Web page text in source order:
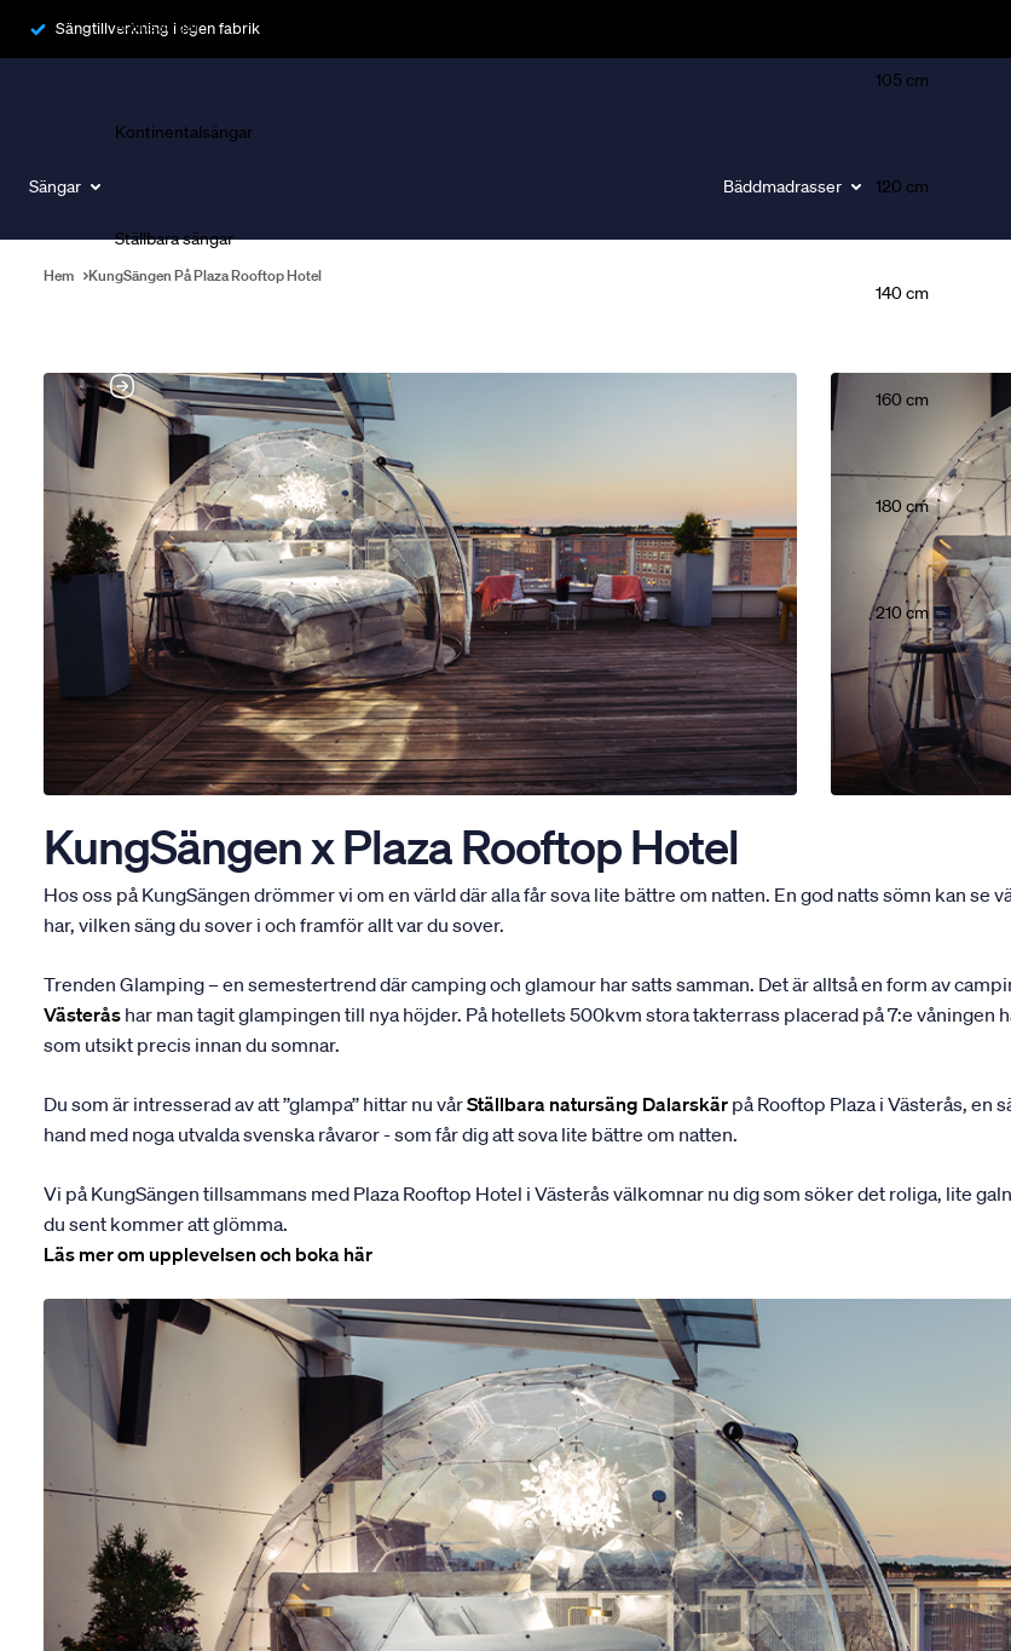
Sängtillverkning i egen fabrik
Sängar
Ramsängar
Kontinentalsängar
Ställbara sängar
Bäddmadrasser
105 cm
120 cm
140 cm
160 cm
180 cm
210 cm
Hem KungSängen På Plaza Rooftop Hotel
KungSängen x Plaza Rooftop Hotel
Hos oss på KungSängen drömmer vi om en värld där alla får sova lite bättre om natten. En god natts sömn kan
har, vilken säng du sover i och framför allt var du sover.
Trenden Glamping – en semestertrend där camping och glamour har satts samman. Det är alltså en form av
Västerås har man tagit glampingen till nya höjder. På hotellets 500kvm stora takterrass placerad på 7:e våningen
som utsikt precis innan du somnar.
Du som är intresserad av att ’’glampa’’ hittar nu vårStällbara natursäng Dalarskär på Rooftop Plaza i Västerås, en
hand med noga utvalda svenska råvaror - som får dig att sova lite bättre om natten.
Vi på KungSängen tillsammans med Plaza Rooftop Hotel i Västerås välkomnar nu dig som söker det roliga, lite
du sent kommer att glömma.
Läs mer om upplevelsen och boka här